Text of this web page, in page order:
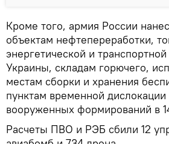
Кроме того, армия России
объектам нефтепереработки,
энергетической и
Украины, складам горючего,
местам сборки и хранения
пунктам временной дислокации
вооруженных формирований в
Расчеты ПВО и РЭБ сбили 12